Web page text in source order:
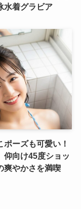
水着グラビア
ポーズも可愛い！
仰向け45度ショッ
爽やかさを満喫